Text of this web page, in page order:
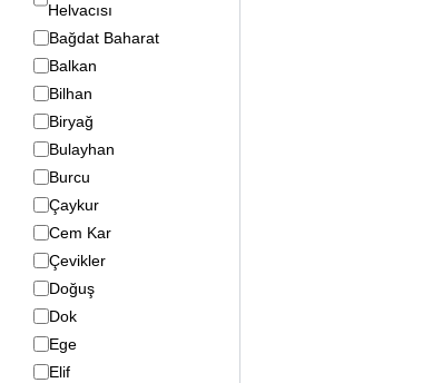
Helvacısı
Bağdat Baharat
Balkan
Bilhan
Biryağ
Bulayhan
Burcu
Çaykur
Cem Kar
Çevikler
Doğuş
Dok
Ege
Elif